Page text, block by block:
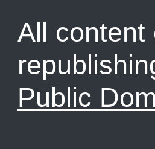
All content
Public